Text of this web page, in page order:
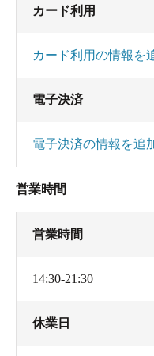
な事が書かれていま
よろしいんじゃない
カード利用
カード利用の情報を
電子決済
電子決済の情報を追
営業時間
営業時間
14:30-21:30
休業日